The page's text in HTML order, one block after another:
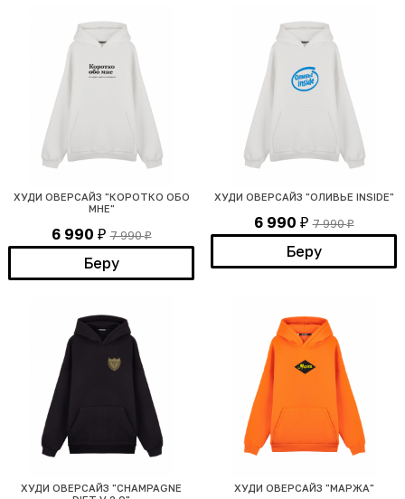
ХУДИ ОВЕРСАЙЗ "КОРОТКО ОБО
МНЕ"
6 990 ₽ 7 990₽
Беру
ХУДИ ОВЕРСАЙЗ "ОЛИВЬЕ INSIDE"
6 990 ₽ 7 990₽
Беру
ХУДИ ОВЕРСАЙЗ "CHAMPAGNE
ХУДИ ОВЕРСАЙЗ "МАРЖА"